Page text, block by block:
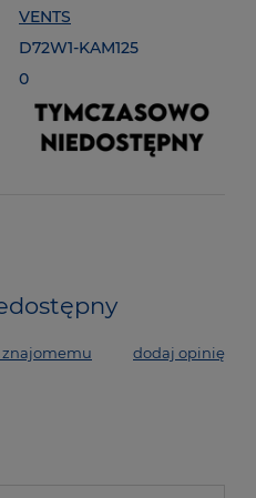
VENTS
D72W1-KAM125
0
znajomemu
dodaj opinię